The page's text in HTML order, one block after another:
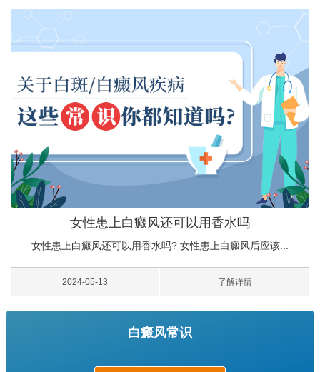
女性患上白癜风还可以用香水吗
女性患上白癜风还可以用香水吗? 女性患上白癜风后应该...
2024-05-13 了解详情
白癜风常识